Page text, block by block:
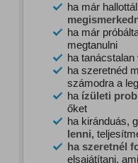
ha már
ha már
megtanulni
ha
ha szeretnéd
számodra a
ha ízületi
őket
ha kiránduás,
lenni,
ha szeretnél
elsajátítani,